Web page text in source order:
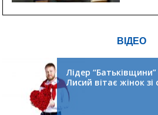
ВІДЕО
Лідер
Лисий вітає жінок